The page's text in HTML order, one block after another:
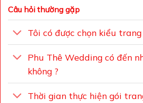
Câu hỏi thường gặp
Tôi có được chọn kiểu
Phu Thê Wedding có đến
không ?
Thời gian thực hiện gói